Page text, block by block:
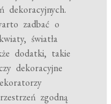
dekoracyjnych.
zadbać o
światła
dodatki, takie
dekoracyjne
zgodną